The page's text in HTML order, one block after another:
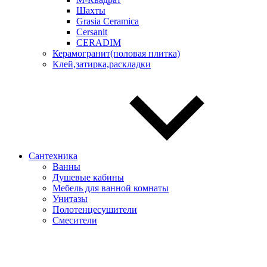
Шахты
Grasia Ceramica
Cersanit
CERADIM
Керамогранит(половая плитка)
Клей,затирка,раскладки
Сантехника
Ванны
Душевые кабины
Мебель для ванной комнаты
Унитазы
Полотенцесушители
Смесители